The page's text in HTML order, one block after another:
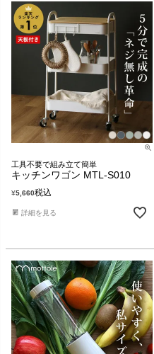
工具不要で組み立て簡単
キッチンワゴン MTL-S010
¥5,660税込
詳細を見る